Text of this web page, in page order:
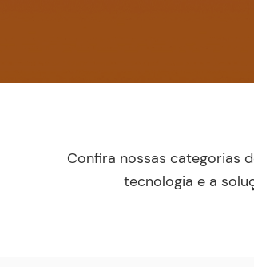
Confira nossas categorias
tecnologia e a